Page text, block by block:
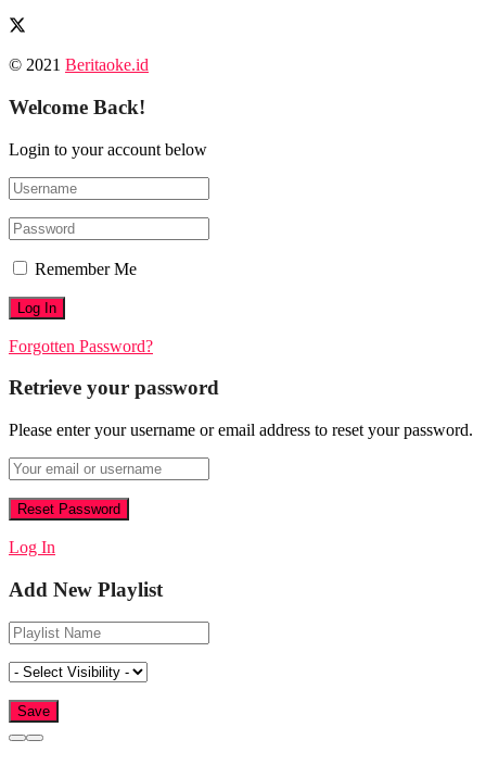
© 2021 Beritaoke.id
Welcome Back!
Login to your account below
Remember Me
Forgotten Password?
Retrieve your password
Please enter your username or email address to reset your password.
Log In
Add New Playlist